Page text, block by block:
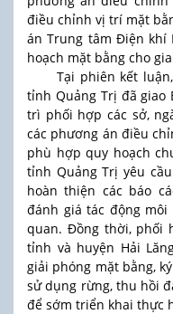
điều chỉnh vị trí mặt
án Trung tâm Điện khí
hoạch mặt bằng cho
Tại phiên kết
tỉnh Quảng Trị đã giao
trì phối hợp các sở,
các phương án điều
phù hợp quy hoạch
tỉnh Quảng Trị yêu
hoàn thiện các báo
đánh giá tác động
quan. Đồng thời, phối
tỉnh và huyện Hải
giải phóng mặt bằng,
sử dụng rừng, thu hồi
để sớm triển khai thực